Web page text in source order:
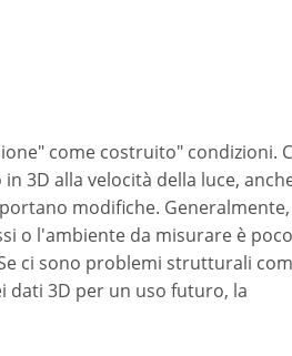
come costruito" condizioni.
3D alla velocità della luce,
modifiche.
o l'ambiente da misurare è poco
ci sono problemi strutturali
dati 3D per un uso futuro, la